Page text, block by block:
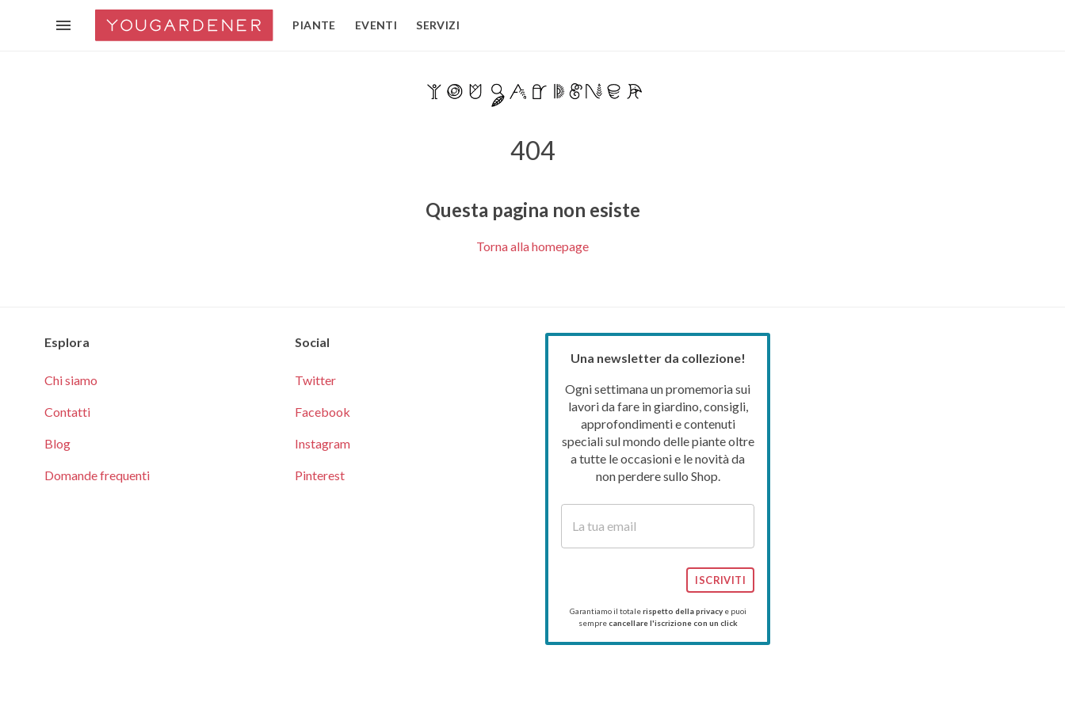
PIANTE EVENTI SERVIZI
404
Questa pagina non esiste
Torna alla homepage
Esplora
Chi siamo
Contatti
Blog
Domande frequenti
Social
Twitter
Facebook
Instagram
Pinterest
Una newsletter da collezione!
Ogni settimana un promemoria sui
lavori da fare in giardino, consigli,
approfondimenti e contenuti
speciali sul mondo delle piante oltre
a tutte le occasioni e le novità da
non perdere sullo Shop.
ISCRIVITI
Garantiamo il totalerispetto della privacye puoi
semprecancellare l'iscrizione con un click